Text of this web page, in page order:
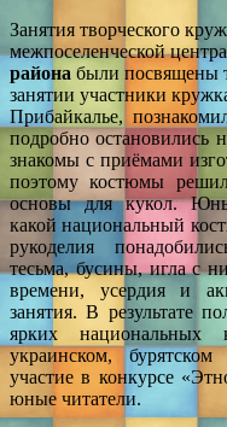
Занятия творческого
межпоселенческой
района были посвящены
занятии участники
Прибайкалье,
подробно остановились
знакомы с приёмами
поэтому костюмы
основы для кукол.
какой национальный
рукоделия
тесьма, бусины, игла с
времени, усердия и
занятия. В результате
ярких национальных
украинском,
участие в конкурсе
юные читатели.